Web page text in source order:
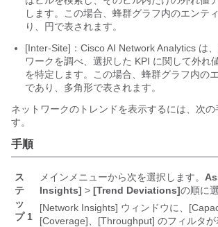
します。
この場合、蜂群グラフ内のエンテ
り、円で表されます。
[Inter-Site]： Cisco AI Network Analytics は
ワークを調べ、選択した KPI に関して外れ
を特定します。
この場合、蜂群グラフ内の
であり、多角形で表されます。
ネットワークのトレンドを表示するには、次の
す。
手順
ス
テ
ッ
プ 1
メインメニューから次を選択します。
Insights] > [Trend Deviations]の順に
[Network Insights] ウィンドウに、
[Coverage]、[Throughput] のフィルタが